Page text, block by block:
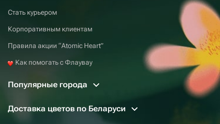
Стать курьером
Корпоративным клиентам
Правила акции “Atomic Heart”
Как помогать с Флаувау
Популярные города
Доставка цветов по Беларуси